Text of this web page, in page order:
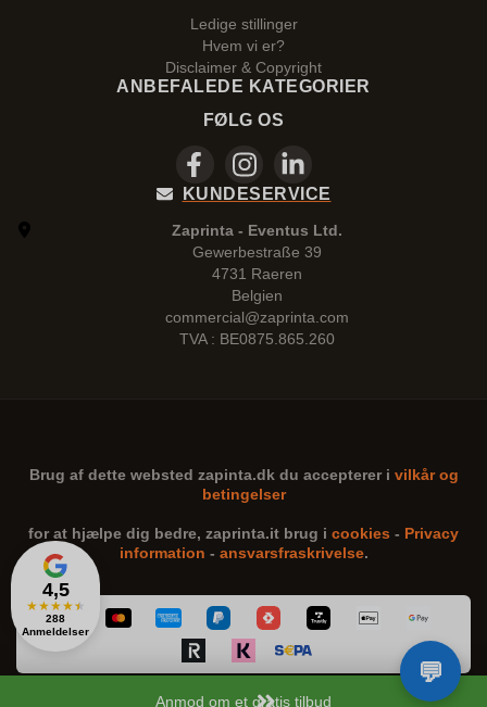
Anmod om et gratis tilbud
4,5
★★★★★
288
Anmeldelser
Ledige stillinger
Hvem vi er?
Disclaimer & Copyright
ANBEFALEDE KATEGORIER
FØLG OS
KUNDESERVICE
Zaprinta - Eventus Ltd.
Gewerbestraße 39
4731 Raeren
Belgien
commercial@zaprinta.com
TVA : BE0875.865.260
Brug af dette websted zapinta.dk du accepterer i vilkår og
betingelser
for at hjælpe dig bedre, zaprinta.it brug i cookies - Privacy
information - ansvarsfraskrivelse.